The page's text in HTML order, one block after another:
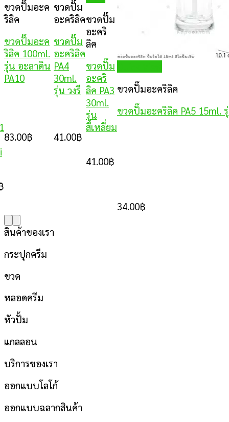
ขวดปั๊มอะค
ริลิค
ขวดปั๊มอะค
ริลิค 100ml.
รุ่น อะลาดิน
PA10
83.00฿
ขวดปั๊ม
อะคริลิค
ขวดปั๊ม
อะคริลิค
PA4
30ml.
รุ่น วงรี
41.00฿
ขวดปั๊ม
อะคริ
ลิค
ขวดปั๊ม
อะคริ
ลิค PA3
30ml.
รุ่น
สี่เหลี่ยม
41.00฿
ขวดปั๊มอะคริลิค
ขวดปั๊มอะคริลิค PA5 15ml.
34.00฿
สินค้าของเรา
กระปุกครีม
ขวด
หลอดครีม
หัวปั้ม
แกลลอน
บริการของเรา
ออกแบบโลโก้
ออกแบบฉลากสินค้า